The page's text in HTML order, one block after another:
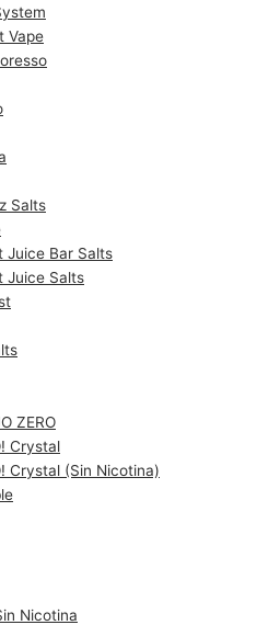
Vape
Salts
Juice Bar Salts
Juice Salts
ZERO
Crystal
Crystal (Sin Nicotina)
Nicotina